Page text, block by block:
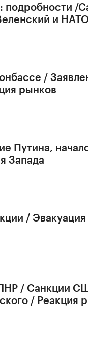
подробности /
и
/
рынков
Путина,
Запада
/
/ Санкции
/ Реакция